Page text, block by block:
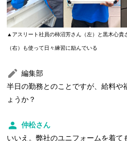
▲アスリート社員の柿沼芳さん（左）と黒木心貴
（右）も使って日々練習に励んでいる
編集部
半日の勤務とのことですが、給料や
ょうか？
仲松さん
いいえ。弊社のユニフォームを着て